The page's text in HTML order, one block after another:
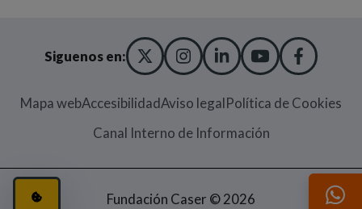
CONFIGURACIÓN DE COOKIES
(ABRE EN VENTANA MODAL)
Siguenos en: X TWITTER
(ABRE EN NUEVA
INSTAGRAM
(ABRE EN NUEVA
LINKEDIN
(ABRE EN
YOUTUBE
(ABRE EN
Mapa webAccesibilidadAviso legalPolítica de Cookies
Canal Interno de Información(Abre en
Fundación Caser © 2026